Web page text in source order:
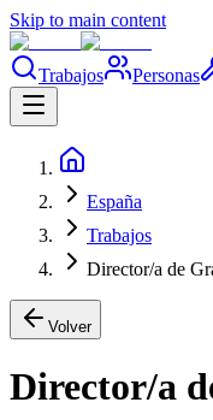
Skip to main content
Trabajos Personas
España
Trabajos
Director/a de
Volver
Director/a